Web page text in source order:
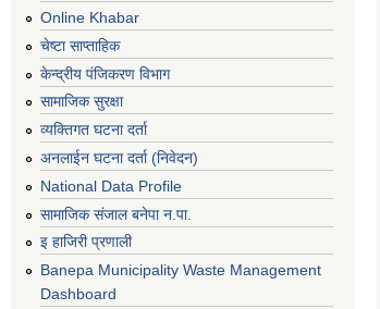
Online Khabar
चेष्टा साप्ताहिक
केन्द्रीय पंजिकरण विभाग
सामाजिक सुरक्षा
व्यक्तिगत घटना दर्ता
अनलाईन घटना दर्ता (निवेदन)
National Data Profile
सामाजिक संजाल बनेपा न.पा.
इ हाजिरी प्रणाली
Banepa Municipality Waste Management
Dashboard